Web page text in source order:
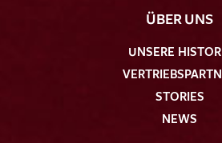
ÜBER UNS
UNSERE
STORIES
NEWS